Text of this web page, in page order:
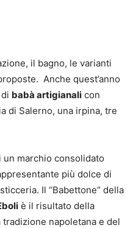
il bagno, le varianti
Anche quest’anno
babà artigianali con
di Salerno, una irpina, tre
un marchio consolidato
più dolce di
Il “Babettone” della
è il risultato della
napoletana e del